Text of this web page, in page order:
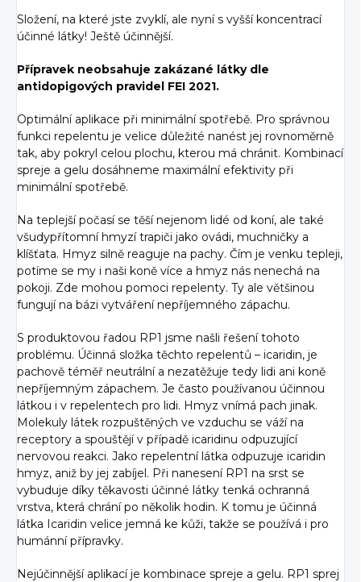
Složení, na které jste zvyklí, ale nyní s vyšší koncentrací
účinné látky! Ještě účinnější.
Přípravek neobsahuje zakázané látky dle
antidopigových pravidel FEI 2021.
Optimální aplikace při minimální spotřebě. Pro správnou
funkci repelentu je velice důležité nanést jej rovnoměrně
tak, aby pokryl celou plochu, kterou má chránit. Kombinací
spreje a gelu dosáhneme maximální efektivity při
minimální spotřebě.
Na teplejší počasí se těší nejenom lidé od koní, ale také
všudypřítomní hmyzí trapiči jako ovádi, muchničky a
klíšťata. Hmyz silně reaguje na pachy. Čím je venku tepleji,
potíme se my i naši koně více a hmyz nás nenechá na
pokoji. Zde mohou pomoci repelenty. Ty ale většinou
fungují na bázi vytváření nepříjemného zápachu.
S produktovou řadou RP1 jsme našli řešení tohoto
problému. Účinná složka těchto repelentů – icaridin, je
pachově téměř neutrální a nezatěžuje tedy lidi ani koně
nepříjemným zápachem. Je často používanou účinnou
látkou i v repelentech pro lidi. Hmyz vnímá pach jinak.
Molekuly látek rozpuštěných ve vzduchu se váží na
receptory a spouštějí v případě icaridinu odpuzující
nervovou reakci. Jako repelentní látka odpuzuje icaridin
hmyz, aniž by jej zabíjel. Při nanesení RP1 na srst se
vybuduje díky těkavosti účinné látky tenká ochranná
vrstva, která chrání po několik hodin. K tomu je účinná
látka Icaridin velice jemná ke kůži, takže se používá i pro
humánní přípravky.
Nejúčinnější aplikací je kombinace spreje a gelu. RP1 sprej